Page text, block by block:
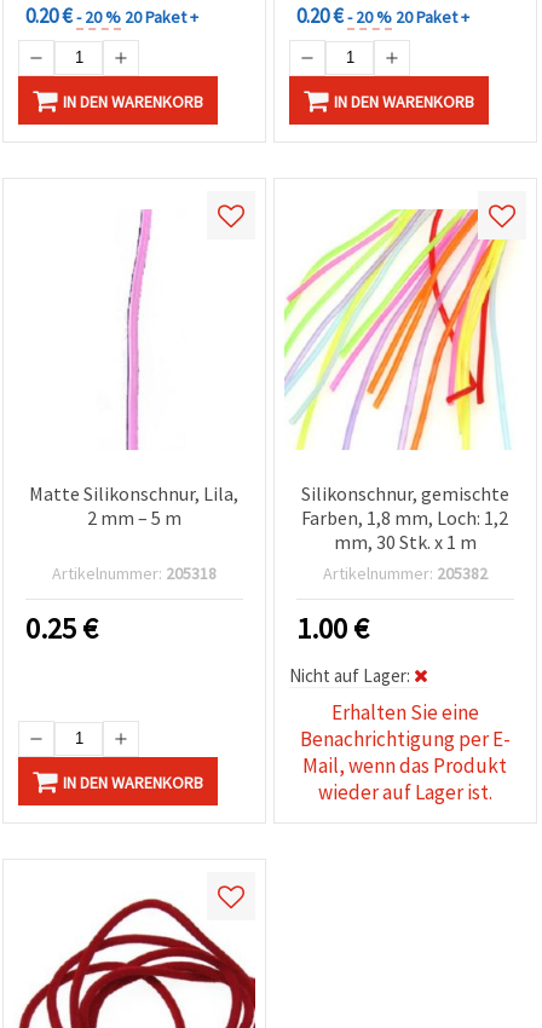
0.20 €- 20 % 20 Paket +
IN DEN WARENKORB
0.20 €- 20 % 20 Paket +
IN DEN WARENKORB
Matte Silikonschnur, Lila,
2 mm – 5 m
Artikelnummer: 205318
0.25€
IN DEN WARENKORB
Silikonschnur, gemischte
Farben, 1,8 mm, Loch: 1,2
mm, 30 Stk. x 1 m
Artikelnummer: 205382
1.00€
Nicht auf Lager:
Erhalten Sie eine
Benachrichtigung per E-
Mail, wenn das Produkt
wieder auf Lager ist.